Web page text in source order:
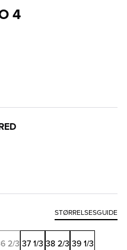
4
STØRRELSESGUIDE
2/3 37 1/3 38 2/3 39 1/3